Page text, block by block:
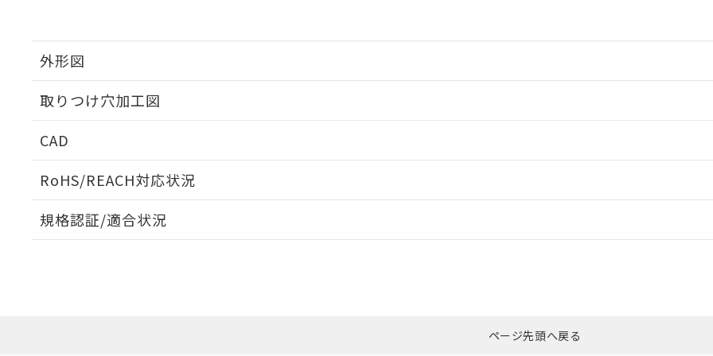
外形図
取りつけ穴加工図
CAD
RoHS/REACH対応状況
EU RoHS 注意事項・凡例
ダウンロードはこちら
規格認証/適合状況
ページ先頭へ戻る